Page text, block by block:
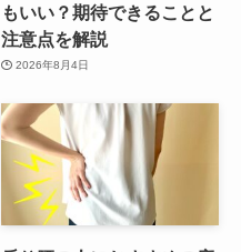
もいい？期待できることと
注意点を解説
2026年8月4日